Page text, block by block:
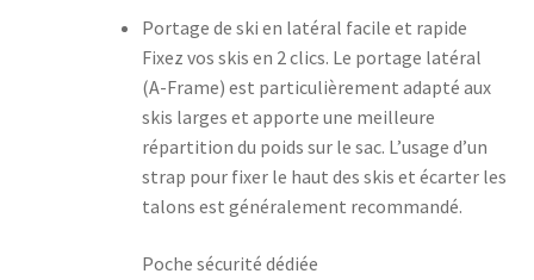
Portage de ski en latéral facile et rapide
Fixez vos skis en 2 clics. Le portage latéral
(A-Frame) est particulièrement adapté aux
skis larges et apporte une meilleure
répartition du poids sur le sac. L’usage d’un
strap pour fixer le haut des skis et écarter les
talons est généralement recommandé.
Poche sécurité dédiée